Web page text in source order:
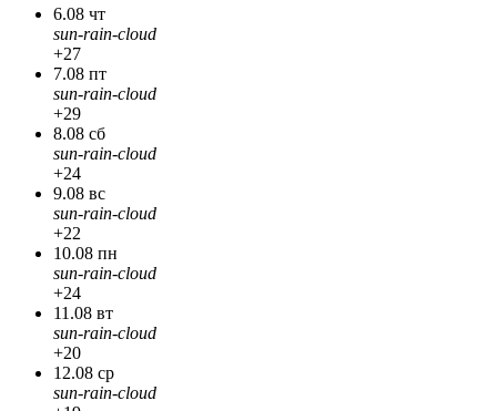
6.08 чт
sun-rain-cloud
+27
7.08 пт
sun-rain-cloud
+29
8.08 сб
sun-rain-cloud
+24
9.08 вс
sun-rain-cloud
+22
10.08 пн
sun-rain-cloud
+24
11.08 вт
sun-rain-cloud
+20
12.08 ср
sun-rain-cloud